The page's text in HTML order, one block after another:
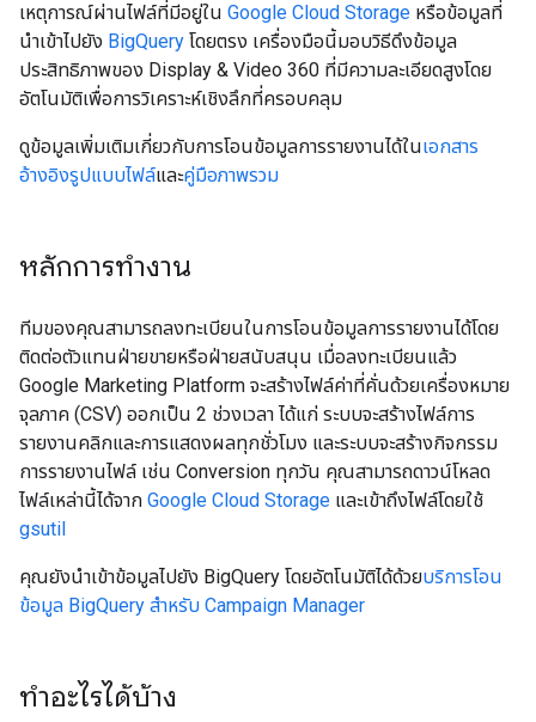
เหตุการณ์ผ่านไฟล์ที่มีอยู่ใน Google Cloud Storage หรือข้อมูลที่
นําเข้าไปยัง BigQuery โดยตรง เครื่องมือนี้มอบวิธีดึงข้อมูล
ประสิทธิภาพของ Display & Video 360 ที่มีความละเอียดสูงโดย
อัตโนมัติเพื่อการวิเคราะห์เชิงลึกที่ครอบคลุม
ดูข้อมูลเพิ่มเติมเกี่ยวกับการโอนข้อมูลการรายงานได้ในเอกสาร
อ้างอิงรูปแบบไฟล์และคู่มือภาพรวม
หลักการทำงาน
ทีมของคุณสามารถลงทะเบียนในการโอนข้อมูลการรายงานได้โดย
ติดต่อตัวแทนฝ่ายขายหรือฝ่ายสนับสนุน เมื่อลงทะเบียนแล้ว
Google Marketing Platform จะสร้างไฟล์ค่าที่คั่นด้วยเครื่องหมาย
จุลภาค (CSV) ออกเป็น 2 ช่วงเวลา ได้แก่ ระบบจะสร้างไฟล์การ
รายงานคลิกและการแสดงผลทุกชั่วโมง และระบบจะสร้างกิจกรรม
การรายงานไฟล์ เช่น Conversion ทุกวัน คุณสามารถดาวน์โหลด
ไฟล์เหล่านี้ได้จาก Google Cloud Storage และเข้าถึงไฟล์โดยใช้
gsutil
คุณยังนำเข้าข้อมูลไปยัง BigQuery โดยอัตโนมัติได้ด้วยบริการโอน
ข้อมูล BigQuery สำหรับ Campaign Manager
ทำอะไรได้บ้าง